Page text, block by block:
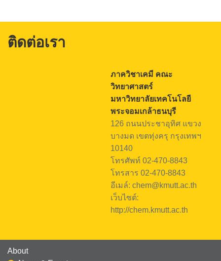
ติดต่อเรา
ภาควิชาเคมี คณะ
วิทยาศาสตร์
มหาวิทยาลัยเทคโนโลยี
พระจอมเกล้าธนบุรี
126 ถนนประชาอุทิศ แขวง
บางมด เขตทุ่งครุ กรุงเทพฯ
10140
โทรศัพท์ 02-470-8843
โทรสาร 02-470-8843
อีเมล์: chem@kmutt.ac.th
เว็บไซต์:
http://chem.kmutt.ac.th
About